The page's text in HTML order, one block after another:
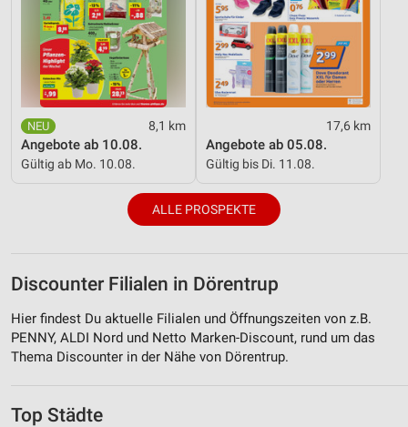
8,1 km
Angebote ab 10.08.
Gültig ab Mo. 10.08.
17,6 km
Angebote ab 05.08.
Gültig bis Di. 11.08.
ALLE PROSPEKTE
Discounter Filialen in Dörentrup
Hier findest Du aktuelle Filialen und Öffnungszeiten von z.B.
PENNY, ALDI Nord und Netto Marken-Discount, rund um das
Thema Discounter in der Nähe von Dörentrup.
Top Städte